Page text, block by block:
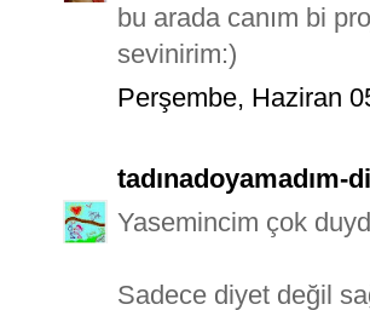
bu arada canım bi
sevinirim:)
Perşembe, Haziran
tadınadoyamadım-
Yasemincim çok
Sadece diyet değil